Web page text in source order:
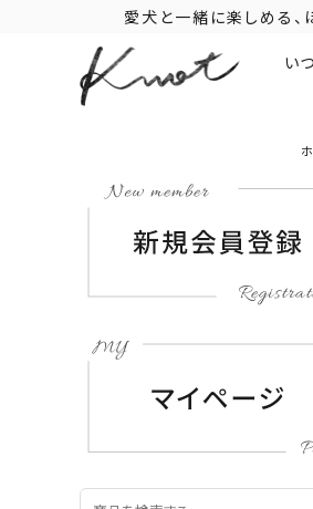
愛犬と一緒に楽しめる、
い